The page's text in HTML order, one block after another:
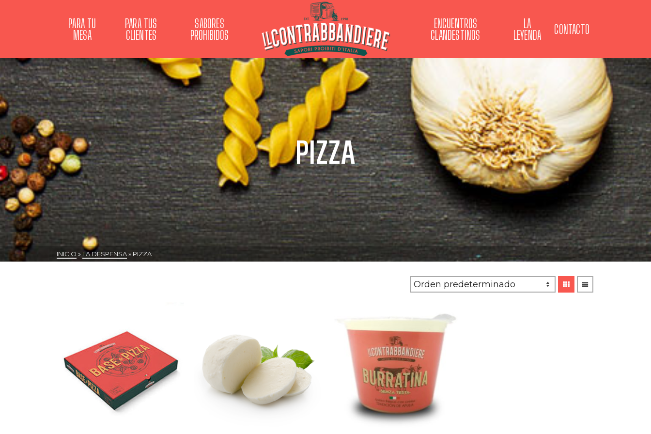
PARA TU
MESA
PARA TUS
CLIENTES
SABORES
PROHIBIDOS
ENCUENTROS
CLANDESTINOS
LA
LEYENDA
CONTACTO
PIZZA
INICIO » LA DESPENSA» PIZZA